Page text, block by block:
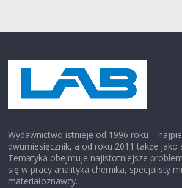
Wydawnictwo istnieje od 1996 roku –
dwumiesięcznik, a od roku 2011 także jako
Tematyka obejmuje najistotniejsze
się w pracy analityka chemika, specjalisty
materiałoznawcy.